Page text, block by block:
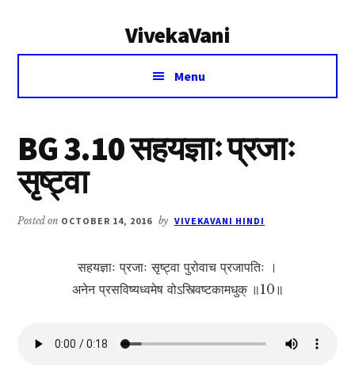
VivekaVani
Voice
Vivekananda
Menu
BG 3.10 सहयज्ञाः प्रजाः
सृष्ट्वा
Posted on OCTOBER 14, 2016 by VIVEKAVANI HINDI
सहयज्ञाः प्रजाः सृष्ट्वा पुरोवाच प्रजापतिः ।
अनेन प्रसविष्यध्वमेष वोऽस्त्विष्टकामधुक् ॥10॥